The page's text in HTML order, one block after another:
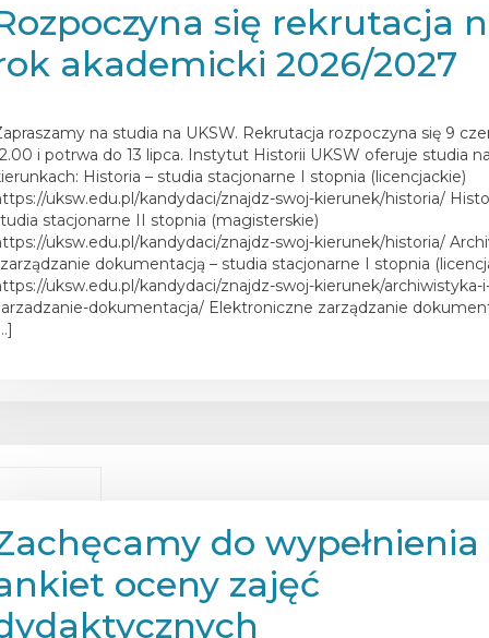
się rekrutacja
akademicki 2026/2027
na studia na UKSW. Rekrutacja rozpoczyna się 9
i potrwa do 13 lipca. Instytut Historii UKSW oferuje studia
Historia – studia stacjonarne I stopnia (licencjackie)
uksw.edu.pl/kandydaci/znajdz-swoj-kierunek/historia/
stacjonarne II stopnia (magisterskie)
uksw.edu.pl/kandydaci/znajdz-swoj-kierunek/historia/
dokumentacją – studia stacjonarne I stopnia
uksw.edu.pl/kandydaci/znajdz-swoj-kierunek/archiwistyka-
dokumentacja/ Elektroniczne zarządzanie
do wypełnienia
oceny zajęć